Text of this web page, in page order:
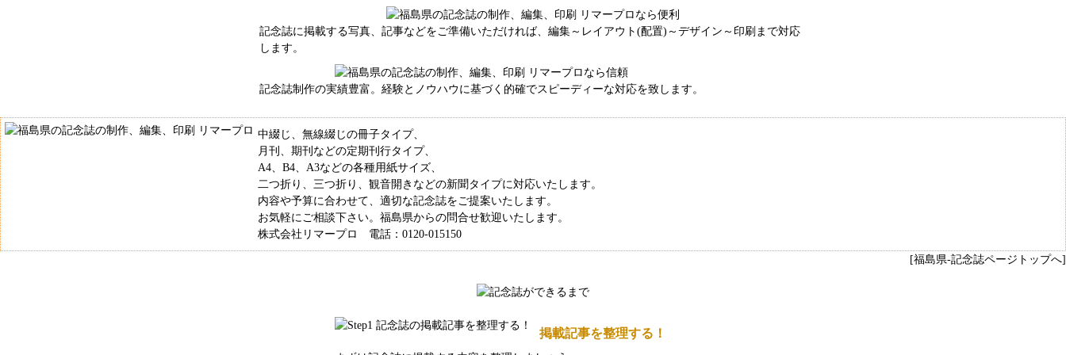
記念誌に掲載する写真、記事などをご準備いただければ、編集～レイアウト(配置)～デザイン～印刷まで対応
します。
記念誌制作の実績豊富。経験とノウハウに基づく的確でスピーディーな対応を致します。
中綴じ、無線綴じの冊子タイプ、
月刊、期刊などの定期刊行タイプ、
A4、B4、A3などの各種用紙サイズ、
二つ折り、三つ折り、観音開きなどの新聞タイプに対応いたします。
内容や予算に合わせて、適切な記念誌をご提案いたします。
お気軽にご相談下さい。福島県からの問合せ歓迎いたします。
株式会社リマープロ 電話：0120-015150
[福島県-記念誌ページトップへ]
掲載記事を整理する！